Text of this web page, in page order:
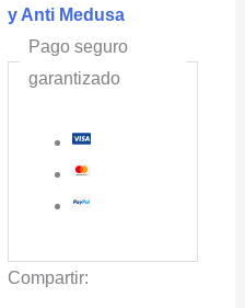
y Anti Medusa
Pago seguro
garantizado
Compartir: